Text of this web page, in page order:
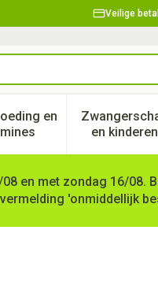
Veilige
Schoonheid, verzorging
en
Toon submenu vooren kinderen
Toon
en met zondag 16/08.
'onmiddellijk